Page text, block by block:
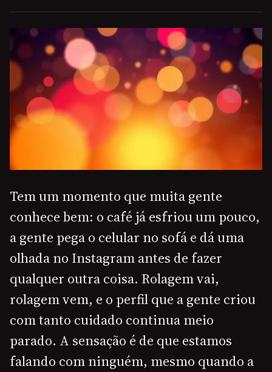
Tem um momento que muita gente
conhece bem: o café já esfriou um pouco,
a gente pega o celular no sofá e dá uma
olhada no Instagram antes de fazer
qualquer outra coisa. Rolagem vai,
rolagem vem, e o perfil que a gente criou
com tanto cuidado continua meio
parado. A sensação é de que estamos
falando com ninguém, mesmo quando a